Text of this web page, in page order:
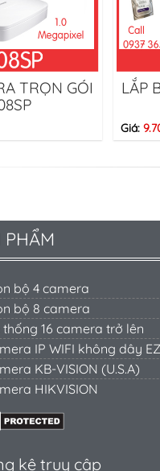
TRỌN GÓI
LẮP
Giá:
PHẨM
bộ 4 camera
bộ 8 camera
16 camera trở lên
IP WIFI không dây
KB-VISION (U.S.A)
HIKVISION
kê truy cập